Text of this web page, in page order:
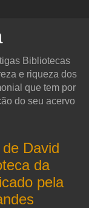
Bibliotecas
e riqueza dos
que tem por
do seu acervo
David
da
pela